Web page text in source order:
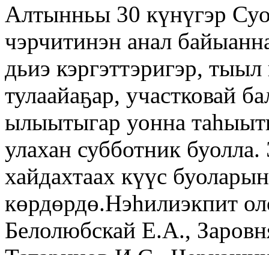
Алтынньы 30 күнүгэр
чэрчитинэн анал
дьиэ кэргэттэригэр,
тулаайаҕар, участковай
ылыытыгар уонна
улахан субботник
хайдахтаах күүс
көрдөрдө.Нэһилиэкпит
Белолюбскай Е.А.,